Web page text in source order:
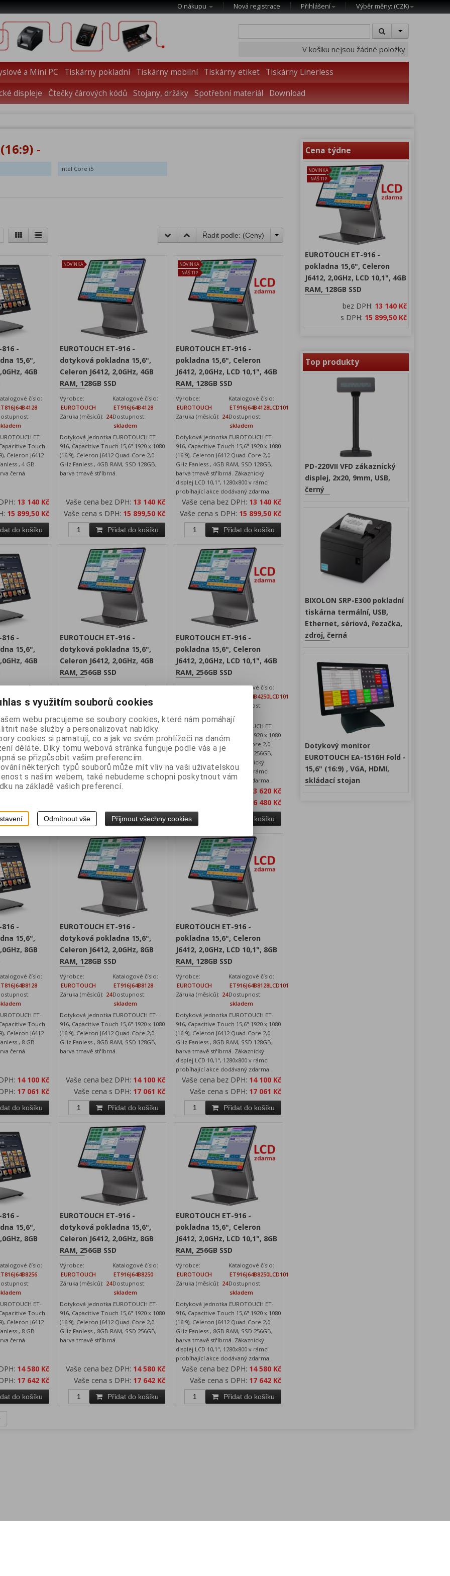
O nákupu Nová registrace Přihlášení Výběr měny: (CZK)
V košíku nejsou žádné položky
a Mini PC Tiskárny pokladní Tiskárny mobilní Tiskárny etiket
Tiskárny Linerless
displeje Čtečky čárových kódů Stojany, držáky Spotřební materiál Download
-
Intel Core i5
Řadit podle: (Ceny)
816 -
15,6",
4GB
číslo:
ET-
Touch
Celeron J6412
, 4 GB
černá
13 140 Kč
15 899,50 Kč
do košíku
NOVINKA
EUROTOUCH ET-916 -
dotyková pokladna 15,6",
Celeron J6412, 2,0GHz, 4GB
RAM, 128GB SSD
Výrobce:
EUROTOUCH
Katalogové číslo:
ET916J64B4128
Záruka (měsíců): 24Dostupnost:
skladem
Dotyková jednotka EUROTOUCH ET-
916, Capacitive Touch 15,6" 1920 x 1080
(16:9), Celeron J6412 Quad-Core 2,0
GHz Fanless , 4GB RAM, SSD 128GB,
barva tmavě stříbrná.
Vaše cena bez DPH: 13 140 Kč
Vaše cena s DPH: 15 899,50 Kč
Přidat do košíku
NOVINKA
NÁŠ TIP
EUROTOUCH ET-916 -
pokladna 15,6", Celeron
J6412, 2,0GHz, LCD 10,1", 4GB
RAM, 128GB SSD
Výrobce:
EUROTOUCH
Katalogové číslo:
ET916J64B4128LCD101
Záruka (měsíců): 24Dostupnost:
skladem
Dotyková jednotka EUROTOUCH ET-
916, Capacitive Touch 15,6" 1920 x 1080
(16:9), Celeron J6412 Quad-Core 2,0
GHz Fanless , 4GB RAM, SSD 128GB,
barva tmavě stříbrná. Zákaznický
displej LCD 10,1", 1280x800 v rámci
probíhající akce dodávaný zdarma.
Vaše cena bez DPH: 13 140 Kč
Vaše cena s DPH: 15 899,50 Kč
Přidat do košíku
816 -
15,6",
4GB
číslo:
ET816J64B4256
skladem
ET-
Touch
Celeron J6412
, 4 GB
černá
13 620 Kč
do košíku
EUROTOUCH ET-916 -
dotyková pokladna 15,6",
Celeron J6412, 2,0GHz, 4GB
RAM, 256GB SSD
Výrobce:
EUROTOUCH
Katalogové číslo:
ET916J64B4250
Záruka (měsíců): 24Dostupnost:
Dotyková jednotka EUROTOUCH ET-
916, Capacitive Touch 15,6" 1920 x 1080
(16:9), Celeron J6412 Quad-Core 2,0
GHz Fanless , 4GB RAM, SSD 256GB,
barva tmavě stříbrná.
Vaše cena bez DPH:
Přidat do košíku
EUROTOUCH ET-916 -
pokladna 15,6", Celeron
J6412, 2,0GHz, LCD 10,1", 4GB
RAM, 256GB SSD
Výrobce:
Katalogové číslo:
ET916J64B4250LCD101
Dostupnost:
skladem
Dotyková jednotka EUROTOUCH ET-
916, Capacitive Touch 15,6" 1920 x 1080
(16:9), Celeron J6412 Quad-Core 2,0
GHz Fanless , 4GB RAM, SSD 256GB,
barva tmavě stříbrná. Zákaznický
displej LCD 10,1", 1280x800 v rámci
probíhající akce dodávaný zdarma.
13 620 Kč
16 480 Kč
Přidat do košíku
816 -
15,6",
8GB
číslo:
ET-
Touch
Celeron J6412
, 8 GB
černá
14 100 Kč
17 061 Kč
do košíku
EUROTOUCH ET-916 -
dotyková pokladna 15,6",
Celeron J6412, 2,0GHz, 8GB
RAM, 128GB SSD
Výrobce:
EUROTOUCH
Katalogové číslo:
ET916J64B8128
Záruka (měsíců): 24Dostupnost:
skladem
Dotyková jednotka EUROTOUCH ET-
916, Capacitive Touch 15,6" 1920 x 1080
(16:9), Celeron J6412 Quad-Core 2,0
GHz Fanless , 8GB RAM, SSD 128GB,
barva tmavě stříbrná.
Vaše cena bez DPH: 14 100 Kč
Vaše cena s DPH: 17 061 Kč
Přidat do košíku
EUROTOUCH ET-916 -
pokladna 15,6", Celeron
J6412, 2,0GHz, LCD 10,1", 8GB
RAM, 128GB SSD
Výrobce:
EUROTOUCH
Katalogové číslo:
ET916J64B8128LCD101
Záruka (měsíců): 24Dostupnost:
skladem
Dotyková jednotka EUROTOUCH ET-
916, Capacitive Touch 15,6" 1920 x 1080
(16:9), Celeron J6412 Quad-Core 2,0
GHz Fanless , 8GB RAM, SSD 128GB,
barva tmavě stříbrná. Zákaznický
displej LCD 10,1", 1280x800 v rámci
probíhající akce dodávaný zdarma.
Vaše cena bez DPH: 14 100 Kč
Vaše cena s DPH: 17 061 Kč
Přidat do košíku
816 -
15,6",
8GB
číslo:
ET-
Touch
Celeron J6412
, 8 GB
černá
14 580 Kč
17 642 Kč
do košíku
EUROTOUCH ET-916 -
dotyková pokladna 15,6",
Celeron J6412, 2,0GHz, 8GB
RAM, 256GB SSD
Výrobce:
EUROTOUCH
Katalogové číslo:
ET916J64B8250
Záruka (měsíců): 24Dostupnost:
skladem
Dotyková jednotka EUROTOUCH ET-
916, Capacitive Touch 15,6" 1920 x 1080
(16:9), Celeron J6412 Quad-Core 2,0
GHz Fanless , 8GB RAM, SSD 256GB,
barva tmavě stříbrná.
Vaše cena bez DPH: 14 580 Kč
Vaše cena s DPH: 17 642 Kč
Přidat do košíku
EUROTOUCH ET-916 -
pokladna 15,6", Celeron
J6412, 2,0GHz, LCD 10,1", 8GB
RAM, 256GB SSD
Výrobce:
EUROTOUCH
Katalogové číslo:
ET916J64B8250LCD101
Záruka (měsíců): 24Dostupnost:
skladem
Dotyková jednotka EUROTOUCH ET-
916, Capacitive Touch 15,6" 1920 x 1080
(16:9), Celeron J6412 Quad-Core 2,0
GHz Fanless , 8GB RAM, SSD 256GB,
barva tmavě stříbrná. Zákaznický
displej LCD 10,1", 1280x800 v rámci
probíhající akce dodávaný zdarma.
Vaše cena bez DPH: 14 580 Kč
Vaše cena s DPH: 17 642 Kč
Přidat do košíku
Cena týdne
NOVINKA
NÁŠ TIP
EUROTOUCH ET-916 -
pokladna 15,6", Celeron
J6412, 2,0GHz, LCD 10,1", 4GB
RAM, 128GB SSD
bez DPH: 13 140 Kč
s DPH: 15 899,50 Kč
Top produkty
PD-220VII VFD zákaznický
displej, 2x20, 9mm, USB,
černý
BIXOLON SRP-E300 pokladní
tiskárna termální, USB,
Ethernet, sériová, řezačka,
zdroj, černá
Dotykový monitor
EUROTOUCH EA-1516H Fold -
15,6" (16:9) , VGA, HDMI,
skládací stojan
s využitím souborů cookies
webu pracujeme se soubory cookies, které nám pomáhají
naše služby a personalizovat nabídky.
cookies si pamatují, co a jak ve svém prohlížeči na daném
děláte. Díky tomu webová stránka funguje podle vás a je
se přizpůsobit vašim preferencím.
některých typů souborů může mít vliv na vaši uživatelskou
s naším webem, také nebudeme schopni poskytnout vám
na základě vašich preferencí.
Odmítnout vše Přijmout všechny cookies